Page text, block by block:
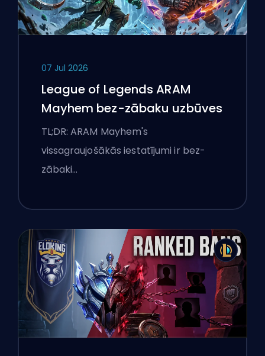
07 Jul 2026
League of Legends ARAM
Mayhem bez-zābaku uzbūves
TL;DR: ARAM Mayhem's
vissagraujošākās iestatījumi ir bez-
zābaki…